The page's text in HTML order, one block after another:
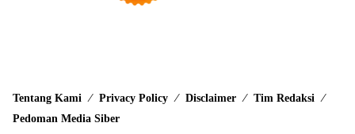
Tentang Kami Privacy Policy Disclaimer
Tim Redaksi
Pedoman Media Siber